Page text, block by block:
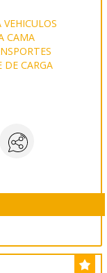
CAMA
DE CARGA